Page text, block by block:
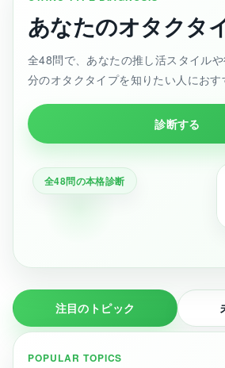
あなたのオタクタ
全48問で、あなたの推し活スタイル
分のオタクタイプを知りたい人におす
診断する
全48問の本格診断
注目のトピック
POPULAR TOPICS